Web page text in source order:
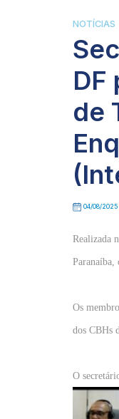
NOTÍCIAS
DF
de
04/08/2025
Realizada
Paranaíba,
Os
dos CBHs
O